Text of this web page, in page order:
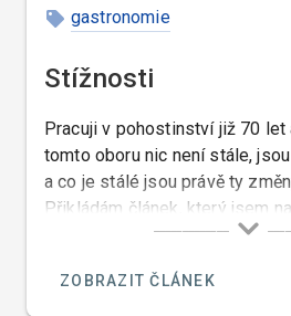
gastronomie
Stížnosti
Pracuji v pohostinství již 70 let
tomto oboru nic není stále,
a co je stálé jsou právě ty
Přikládám článek, který jsem
který je toho důkazem…
ZOBRAZIT ČLÁNEK